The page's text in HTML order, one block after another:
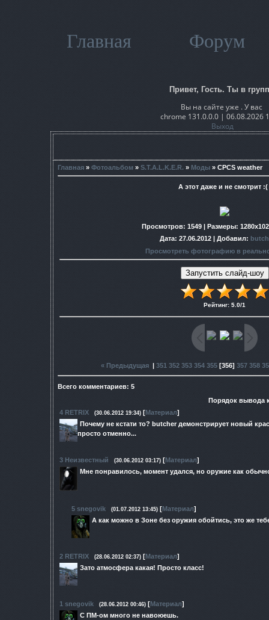
Главная Форум
Привет, Гость. Ты в
Вы на сайте уже . У вас
chrome 131.0.0.0 | 06.08.2026
Выход
Главная » Фотоальбом » S.T.A.L.K.E.R. » Моды » CPCS weather
А этот даже и не смотрит :(
Просмотров: 1549 | Размеры:
Дата: 27.06.2012 | Добавил:
Просмотреть фотографию в
Рейтинг: 5.0/1
« Предыдущая| 351 352 353 354 355[356] 357 358
Всего комментариев: 5
Порядок вывода
4 RETRIX (30.06.2012 19:34) [Материал]
Почему не кстати то? butcher демонстрирует новый
просто отменно...
3 Неизвестный (30.06.2012 03:17) [Материал]
Мне понравилось, момент удался, но оружие как
5 snegovik (01.07.2012 13:45) [Материал]
А как можно в Зоне без оружия обойтись, это же
2 RETRIX (28.06.2012 02:37) [Материал]
Зато атмосфера какая! Просто класс!
1 snegovik (28.06.2012 00:46) [Материал]
С ПМ-ом много не навоюешь.